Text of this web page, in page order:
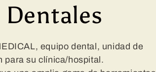
equipo dental, unidad de
para su clínica/hospital.